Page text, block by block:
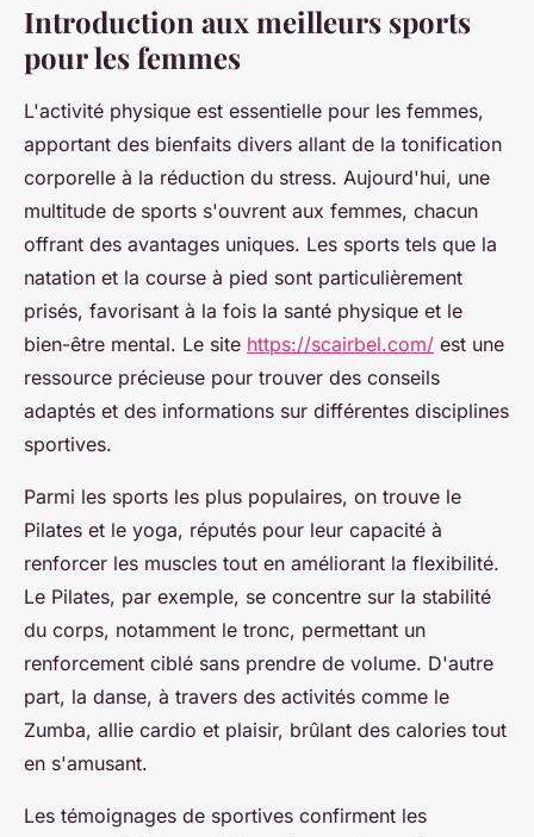
Introduction aux meilleurs sports
pour les femmes
L'activité physique est essentielle pour les femmes,
apportant des bienfaits divers allant de la tonification
corporelle à la réduction du stress. Aujourd'hui, une
multitude de sports s'ouvrent aux femmes, chacun
offrant des avantages uniques. Les sports tels que la
natation et la course à pied sont particulièrement
prisés, favorisant à la fois la santé physique et le
bien-être mental. Le site https://scairbel.com/ est une
ressource précieuse pour trouver des conseils
adaptés et des informations sur différentes disciplines
sportives.
Parmi les sports les plus populaires, on trouve le
Pilates et le yoga, réputés pour leur capacité à
renforcer les muscles tout en améliorant la flexibilité.
Le Pilates, par exemple, se concentre sur la stabilité
du corps, notamment le tronc, permettant un
renforcement ciblé sans prendre de volume. D'autre
part, la danse, à travers des activités comme le
Zumba, allie cardio et plaisir, brûlant des calories tout
en s'amusant.
Les témoignages de sportives confirment les